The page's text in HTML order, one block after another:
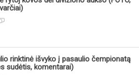
rinktinė išvyko į pasaulio čempionatą
sudėtis, komentarai)